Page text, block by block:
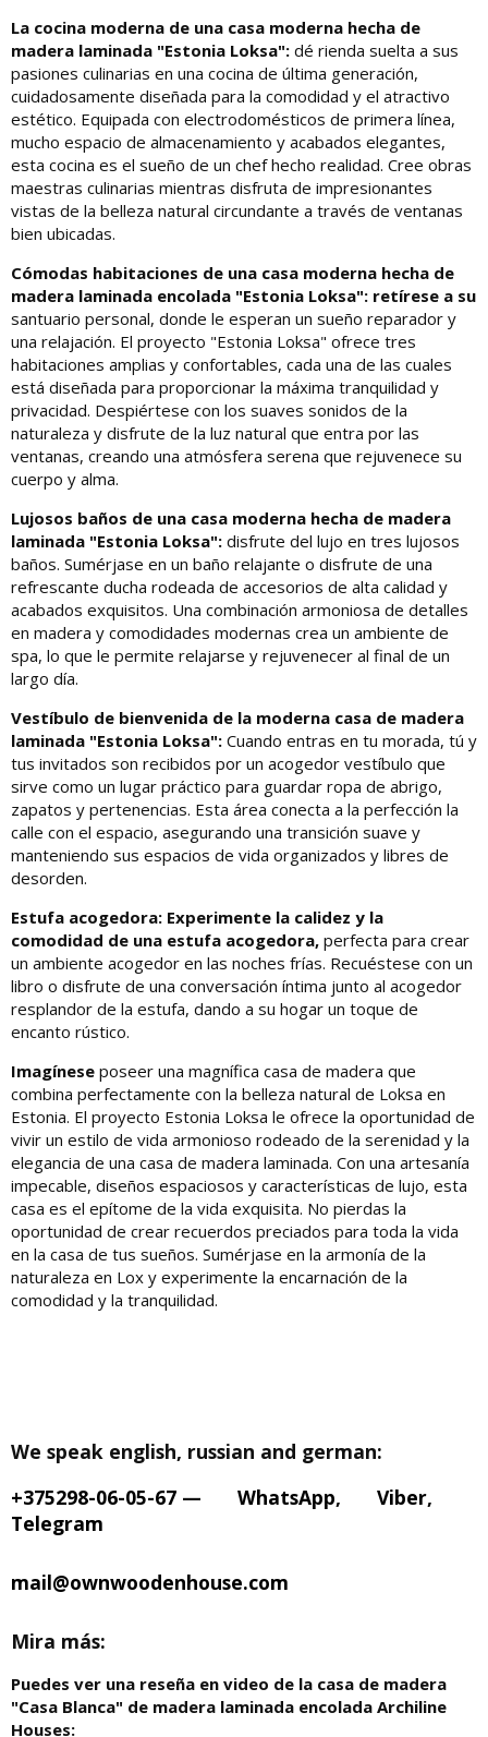
La cocina moderna de una casa moderna hecha de
madera laminada "Estonia Loksa": dé rienda suelta a sus
pasiones culinarias en una cocina de última generación,
cuidadosamente diseñada para la comodidad y el atractivo
estético. Equipada con electrodomésticos de primera línea,
mucho espacio de almacenamiento y acabados elegantes,
esta cocina es el sueño de un chef hecho realidad. Cree obras
maestras culinarias mientras disfruta de impresionantes
vistas de la belleza natural circundante a través de ventanas
bien ubicadas.
Cómodas habitaciones de una casa moderna hecha de
madera laminada encolada "Estonia Loksa": retírese a su
santuario personal, donde le esperan un sueño reparador y
una relajación. El proyecto "Estonia Loksa" ofrece tres
habitaciones amplias y confortables, cada una de las cuales
está diseñada para proporcionar la máxima tranquilidad y
privacidad. Despiértese con los suaves sonidos de la
naturaleza y disfrute de la luz natural que entra por las
ventanas, creando una atmósfera serena que rejuvenece su
cuerpo y alma.
Lujosos baños de una casa moderna hecha de madera
laminada "Estonia Loksa": disfrute del lujo en tres lujosos
baños. Sumérjase en un baño relajante o disfrute de una
refrescante ducha rodeada de accesorios de alta calidad y
acabados exquisitos. Una combinación armoniosa de detalles
en madera y comodidades modernas crea un ambiente de
spa, lo que le permite relajarse y rejuvenecer al final de un
largo día.
Vestíbulo de bienvenida de la moderna casa de madera
laminada "Estonia Loksa": Cuando entras en tu morada, tú y
tus invitados son recibidos por un acogedor vestíbulo que
sirve como un lugar práctico para guardar ropa de abrigo,
zapatos y pertenencias. Esta área conecta a la perfección la
calle con el espacio, asegurando una transición suave y
manteniendo sus espacios de vida organizados y libres de
desorden.
Estufa acogedora: Experimente la calidez y la
comodidad de una estufa acogedora, perfecta para crear
un ambiente acogedor en las noches frías. Recuéstese con un
libro o disfrute de una conversación íntima junto al acogedor
resplandor de la estufa, dando a su hogar un toque de
encanto rústico.
Imagínese poseer una magnífica casa de madera que
combina perfectamente con la belleza natural de Loksa en
Estonia. El proyecto Estonia Loksa le ofrece la oportunidad de
vivir un estilo de vida armonioso rodeado de la serenidad y la
elegancia de una casa de madera laminada. Con una artesanía
impecable, diseños espaciosos y características de lujo, esta
casa es el epítome de la vida exquisita. No pierdas la
oportunidad de crear recuerdos preciados para toda la vida
en la casa de tus sueños. Sumérjase en la armonía de la
naturaleza en Lox y experimente la encarnación de la
comodidad y la tranquilidad.
We speak english, russian and german:
+375298-06-05-67 — WhatsApp, Viber,
Telegram
mail@ownwoodenhouse.com
Mira más:
Puedes ver una reseña en video de la casa de madera
"Casa Blanca" de madera laminada encolada Archiline
Houses: